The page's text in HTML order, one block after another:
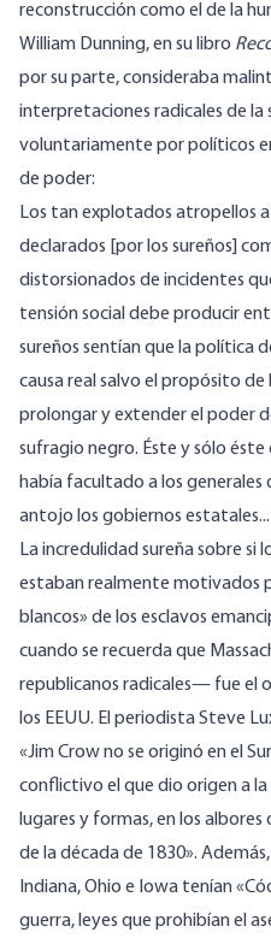
reconstrucción como el de la
William Dunning, en su libro
por su parte, consideraba
interpretaciones radicales de
voluntariamente por políticos
de poder:
Los tan explotados atropellos
declarados [por los sureños]
distorsionados de incidentes
tensión social debe producir
sureños sentían que la política
causa real salvo el propósito de
prolongar y extender el poder
sufragio negro. Éste y sólo
había facultado a los generales
antojo los gobiernos estatales...
La incredulidad sureña sobre si
estaban realmente motivados
blancos» de los esclavos
cuando se recuerda que
republicanos radicales— fue el
los EEUU. El periodista Steve
«Jim Crow no se originó en el
conflictivo el que dio origen a
lugares y formas, en los
de la década de 1830». Además,
Indiana, Ohio e Iowa tenían
guerra, leyes que prohibían el